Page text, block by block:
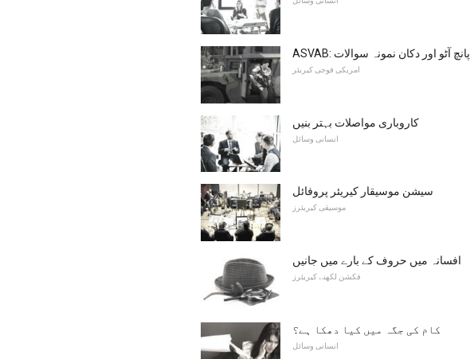
ASVAB: پانچ آٹو اور دکان نمونہ سوالات
امریکی فوجی کیریئر
کاروباری مواصلات بہتر بنیں
انسانی وسائل
سیشن موسیقار کیریئر پروفائل
موسیقی کیریئرز
افسانہ میں حروف کے بارے میں جانیں
فکشن لکھنے کیریئرز
کام کی جگہ میں کیا دھکا ہے؟
انسانی وسائل